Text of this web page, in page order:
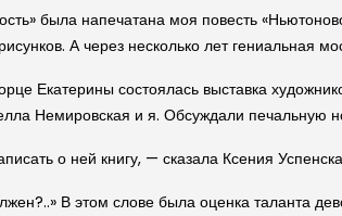
была напечатана моя повесть
А через несколько лет гениальная
Екатерины состоялась выставка
Немировская и я. Обсуждали печальную
о ней книгу, — сказала Ксения
В этом слове была оценка таланта